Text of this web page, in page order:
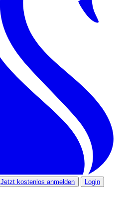
Jetzt kostenlos anmelden Login